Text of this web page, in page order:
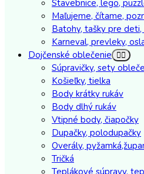
Stavebnice, lego,
Maľujeme, čítame,
Batohy, tašky pre deti,
Karneval, prevleky,
Dojčenské oblečenie
Súpravičky, sety
Košieľky, tielka
Body krátky rukáv
Body dlhý rukáv
Vtipné body, čiapočky
Dupačky, polodupačky
Overály,
Tričká
Teplákové súpravy,